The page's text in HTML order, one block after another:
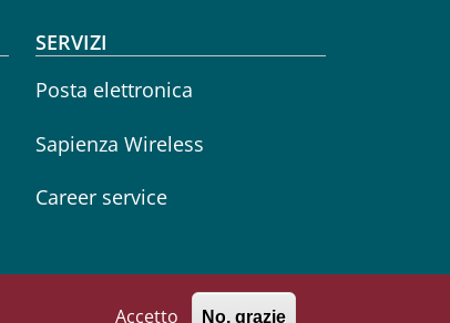
SERVIZI
Posta elettronica
Sapienza Wireless
Career service
Accetto No, grazie